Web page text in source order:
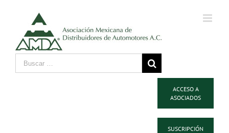
ACCESO A
ASOCIADOS
SUSCRIPCIÓN